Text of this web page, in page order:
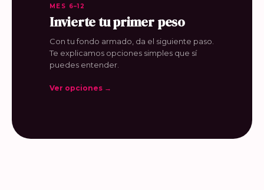
MES 6–12
Invierte tu primer peso
Con tu fondo armado, da el siguiente paso.
Te explicamos opciones simples que sí
puedes entender.
Ver opciones →